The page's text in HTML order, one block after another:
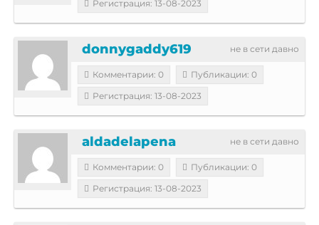
Регистрация: 13-08-2023
не в сети давно
donnygaddy619
Комментарии: 0
Публикации: 0
Регистрация: 13-08-2023
не в сети давно
aldadelapena
Комментарии: 0
Публикации: 0
Регистрация: 13-08-2023